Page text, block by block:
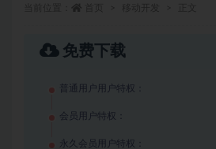
免费下载
普通用户用户特权：
会员用户特权：
永久会员用户特权：